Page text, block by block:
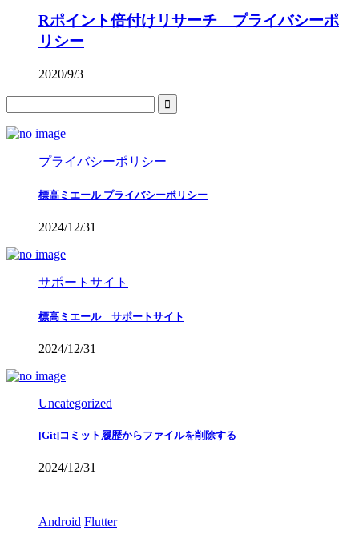
Rポイント倍付けリサーチ プライバシーポ
リシー
2020/9/3
プライバシーポリシー
標高ミエール プライバシーポリシー
2024/12/31
サポートサイト
標高ミエール サポートサイト
2024/12/31
Uncategorized
[Git]コミット履歴からファイルを削除する
2024/12/31
Android Flutter